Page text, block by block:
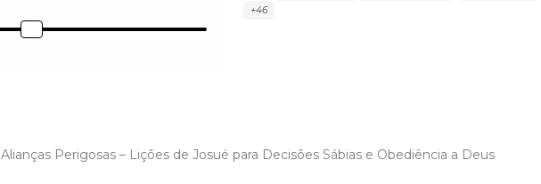
+46
Alianças Perigosas – Lições de Josué para Decisões Sábias e Obediência a Deus